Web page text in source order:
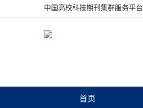
中国高校科技期刊集群服务平台
首页